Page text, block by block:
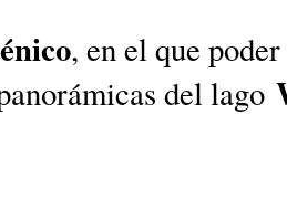
, en el que
del lago